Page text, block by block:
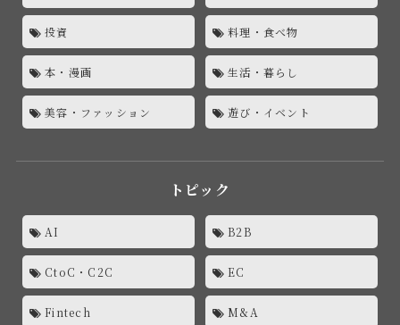
投資 料理・食べ物
本・漫画 生活・暮らし
美容・ファッション 遊び・イベント
トピック
AI B2B
CtoC・C2C EC
Fintech M&A